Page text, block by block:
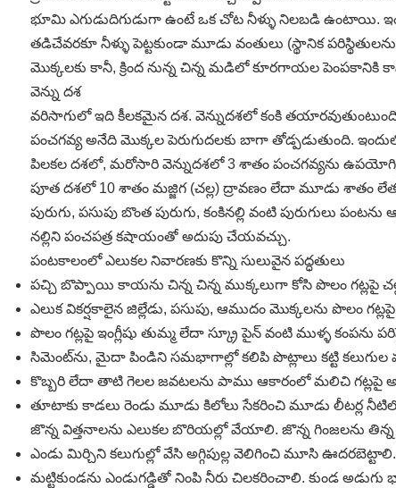
భూమి ఎగుడుదిగుడుగా ఉంటే ఒక చోట నీళ్ళు నిలబడి ఉంటాయి.
తడిచేవరకూ నీళ్ళు పెట్టకుండా మూడు వంతులు (స్థానిక
మొక్కలకు కానీ, క్రింద నున్న చిన్న మడిలో కూరగాయల
వెన్ను దశ
వరిసాగులో ఇది కీలకమైన దశ. వెన్నుదశలో కంకి
పంచగవ్య అనేది మొక్కల పెరుగుదలకు బాగా తోడ్పడుతుంది.
పిలకల దశలో, మరోసారి వెన్నుదశలో 3 శాతం పంచగవ్యను
పూత దశలో 10 శాతం మజ్జిగ (చల్ల) ద్రావణం లేదా మూడు శాతం
పురుగు, పసుపు బొంత పురుగు, కంకినల్లి వంటి పురుగులు
నల్లిని పంచపత్ర కషాయంతో అదుపు చేయవచ్చు.
పంటకాలంలో ఎలుకల నివారణకు కొన్ని సులువైన పద్ధతులు
పచ్చి బొప్పాయి కాయను చిన్న చిన్న ముక్కలుగా కోసి పొలం గట్లపై
ఎలుక వికర్షకాలైన జిల్లేడు, పసుపు, ఆముదం మొక్కలను పొలం
పొలం గట్లపై ఇంగ్లీషు తుమ్మ లేదా స్క్రూ పైన్‌ వంటి ముళ్ళ
సిమెంట్‌ను, మైదా పిండిని సమభాగాల్లో కలిపి పొట్లాలు కట్టి
కొబ్బరి లేదా తాటి గెలల జవటలను పాము ఆకారంలో మలిచి గట్లపై
తూటాకు కాడలు రెండు మూడు కిలోలు సేకరించి మూడు
జొన్న విత్తనాలను ఎలుకల బొరియల్లో వేయాలి. జొన్న గింజలను
ఎండు మిర్చిని కలుగుల్లో వేసి అగ్గిపుల్ల వెలిగించి మూసి ఊదరబెట్టాలి.
మట్టికుండను ఎండుగడ్డితో నింపి నీరు చిలకరించాలి. కుండ అడుగు